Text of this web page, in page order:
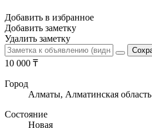
Добавить в избранное
Добавить заметку
Удалить заметку
10 000 ₸
Город
Алматы, Алматинская область
Состояние
Новая